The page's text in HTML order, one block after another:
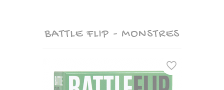
BATTLE FLIP - MONSTRES
favorite_border